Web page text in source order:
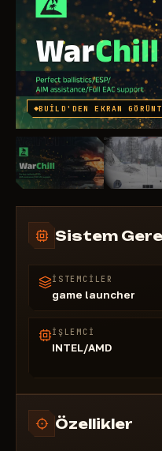
BUILD'DEN EKRAN
Sistem
İSTEMCILER
game launcher
İŞLEMCI
INTEL/AMD
Özellikler